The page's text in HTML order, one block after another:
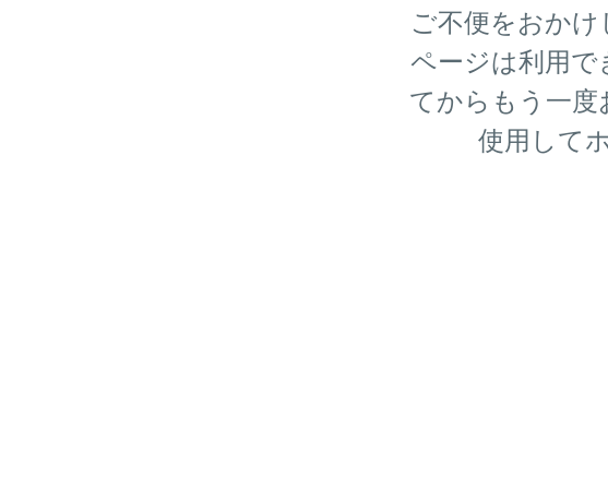
ご不便をおか
ページは利用
てからもう一
使用して